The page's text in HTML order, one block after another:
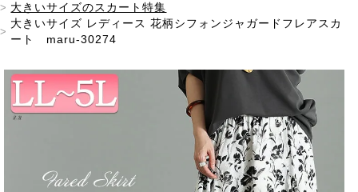
大きいサイズのスカート特集
大きいサイズ レディース 花柄シフォンジャガードフレアスカ
ート maru-30274